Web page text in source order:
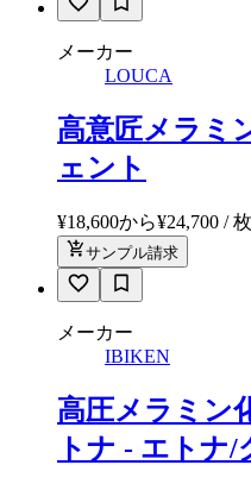
メーカー
LOUCA
高意匠メラミ
ェント
¥18,600から¥24,700 /
サンプル請求
メーカー
IBIKEN
高圧メラミン
トナ - エトナ/